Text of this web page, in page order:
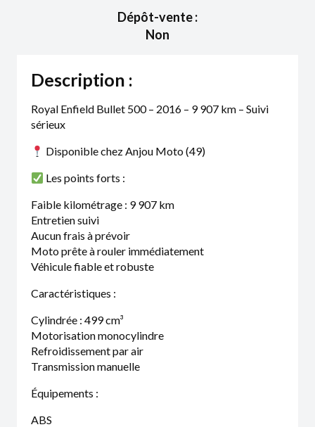
Dépôt-vente :
Non
Description :
Royal Enfield Bullet 500 – 2016 – 9 907 km – Suivi
sérieux
Disponible chez Anjou Moto (49)
Les points forts :
Faible kilométrage : 9 907 km
Entretien suivi
Aucun frais à prévoir
Moto prête à rouler immédiatement
Véhicule fiable et robuste
Caractéristiques :
Cylindrée : 499 cm³
Motorisation monocylindre
Refroidissement par air
Transmission manuelle
Équipements :
ABS